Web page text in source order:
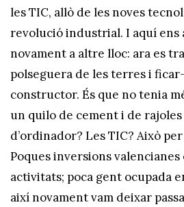
les TIC, allò de les noves
revolució industrial. I aquí ens
novament a altre lloc: ara es
polseguera de les terres i
constructor. És que no tenia
un quilo de cement i de
d’ordinador? Les TIC? Això
Poques inversions valencianes
activitats; poca gent ocupada
així novament vam deixar